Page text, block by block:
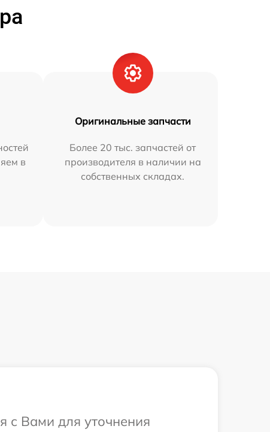
в
Оригинальные запчасти
Более 20 тыс. запчастей от
производителя в наличии на
собственных складах.
с Вами для уточнения